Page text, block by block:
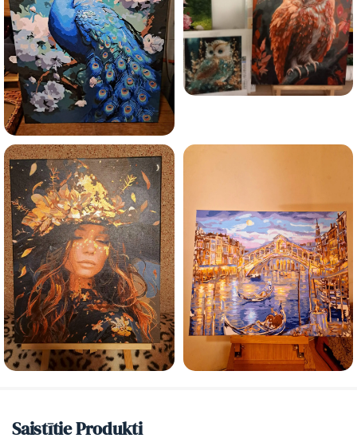
Saistītie Produkti